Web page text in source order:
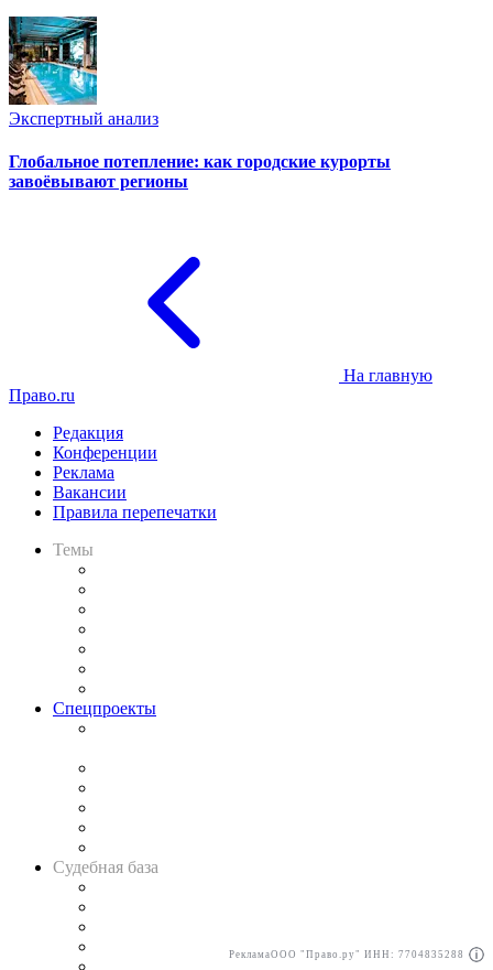
Экспертный анализ
Глобальное потепление: как городские курорты
завоёвывают регионы
На главную
Право.ru
Редакция
Конференции
Реклама
Вакансии
Правила перепечатки
Темы
Спецпроекты
Судебная база
РекламаООО "Право.ру" ИНН: 7704835288